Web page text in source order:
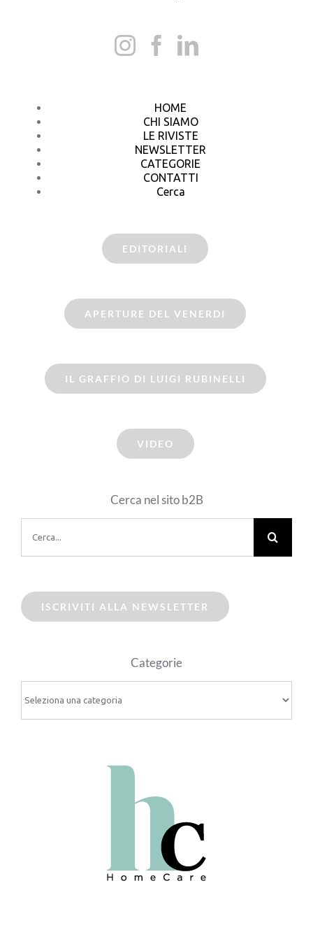
HOME
CHI SIAMO
LE RIVISTE
NEWSLETTER
CATEGORIE
CONTATTI
Cerca
EDITORIALI
APERTURE DEL VENERDI
IL GRAFFIO DI LUIGI RUBINELLI
VIDEO
Cerca nel sito b2B
per:
ISCRIVITI ALLA NEWSLETTER
Categorie